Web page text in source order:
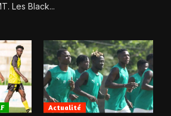
Les Black...
Actualité